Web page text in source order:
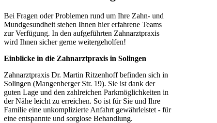
Bei Fragen oder Problemen rund um Ihre Zahn- und
Mundgesundheit stehen Ihnen hier erfahrene Teams
zur Verfügung. In den aufgeführten Zahnarztpraxis
wird Ihnen sicher gerne weitergeholfen!
Einblicke in die Zahnarztpraxis in Solingen
Zahnarztpraxis Dr. Martin Ritzenhoff befinden sich in
Solingen (Mangenberger Str. 19). Sie ist dank der
guten Lage und den zahlreichen Parkmöglichkeiten in
der Nähe leicht zu erreichen. So ist für Sie und Ihre
Familie eine unkomplizierte Anfahrt gewährleistet - für
eine entspannte und sorglose Behandlung.